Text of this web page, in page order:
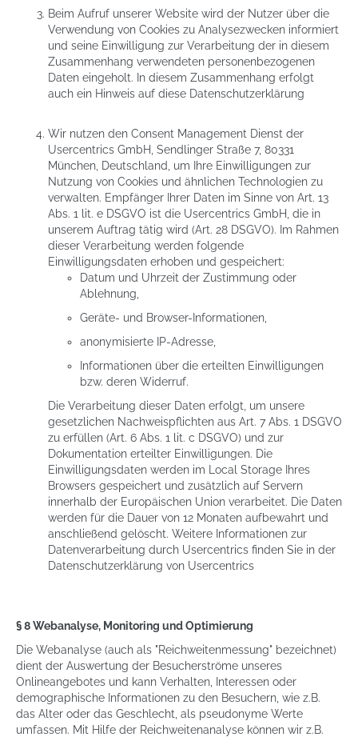
Beim Aufruf unserer Website wird der Nutzer über die
Verwendung von Cookies zu Analysezwecken informiert
und seine Einwilligung zur Verarbeitung der in diesem
Zusammenhang verwendeten personenbezogenen
Daten eingeholt. In diesem Zusammenhang erfolgt
auch ein Hinweis auf diese Datenschutzerklärung
Wir nutzen den Consent Management Dienst der
Usercentrics GmbH, Sendlinger Straße 7, 80331
München, Deutschland, um Ihre Einwilligungen zur
Nutzung von Cookies und ähnlichen Technologien zu
verwalten. Empfänger Ihrer Daten im Sinne von Art. 13
Abs. 1 lit. e DSGVO ist die Usercentrics GmbH, die in
unserem Auftrag tätig wird (Art. 28 DSGVO). Im Rahmen
dieser Verarbeitung werden folgende
Einwilligungsdaten erhoben und gespeichert:
Datum und Uhrzeit der Zustimmung oder
Ablehnung,
Geräte- und Browser-Informationen,
anonymisierte IP-Adresse,
Informationen über die erteilten Einwilligungen
bzw. deren Widerruf.
Die Verarbeitung dieser Daten erfolgt, um unsere
gesetzlichen Nachweispflichten aus Art. 7 Abs. 1 DSGVO
zu erfüllen (Art. 6 Abs. 1 lit. c DSGVO) und zur
Dokumentation erteilter Einwilligungen. Die
Einwilligungsdaten werden im Local Storage Ihres
Browsers gespeichert und zusätzlich auf Servern
innerhalb der Europäischen Union verarbeitet. Die Daten
werden für die Dauer von 12 Monaten aufbewahrt und
anschließend gelöscht. Weitere Informationen zur
Datenverarbeitung durch Usercentrics finden Sie in der
Datenschutzerklärung von Usercentrics
§ 8 Webanalyse, Monitoring und Optimierung
Die Webanalyse (auch als "Reichweitenmessung" bezeichnet)
dient der Auswertung der Besucherströme unseres
Onlineangebotes und kann Verhalten, Interessen oder
demographische Informationen zu den Besuchern, wie z.B.
das Alter oder das Geschlecht, als pseudonyme Werte
umfassen. Mit Hilfe der Reichweitenanalyse können wir z.B.